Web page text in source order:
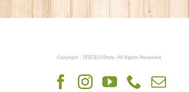
Copyright : 理容室10Style. All Rights Reserved.
Facebook
Instagram
YouTube
Phone
電